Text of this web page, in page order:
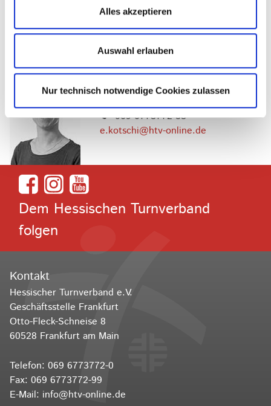
Alles akzeptieren
Auswahl erlauben
Nur technisch notwendige Cookies zulassen
Kann ich mich weiterbilden?
Eva Kotschi
069 6773772-83
e.kotschi@htv-online.de
Dem Hessischen Turnverband
folgen
Kontakt
Hessischer Turnverband e.V.
Geschäftsstelle Frankfurt
Otto-Fleck-Schneise 8
60528 Frankfurt am Main
Telefon: 069 6773772-0
Fax: 069 6773772-99
E-Mail: info@htv-online.de